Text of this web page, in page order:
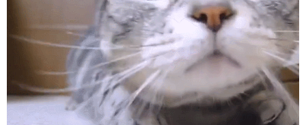
不到。 意想不到的创意就在当下 首推的当然就是小
爱同学，小爱是小米推出的智能语音助手，目前已
经搭载到不同的智能产品中，包含小米手机、Redm
i手机等。反正笔者是见识到各种高手把小爱同学调
教的非常洋气。小爱同学首先它是可以根据大数据
进行自我学习，来分析出我们的提问，这也是目前
大多数语音智能助手都能达到的条件。 一、智能脑